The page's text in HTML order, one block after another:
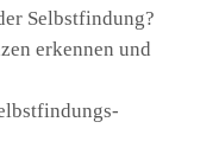
Selbstfindung?
erkennen und